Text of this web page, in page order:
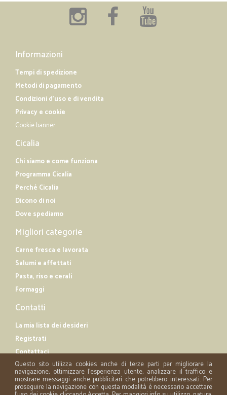
Informazioni
Tempi di spedizione
Metodi di pagamento
Condizioni d'uso e di vendita
Privacy e cookie
Cookie banner
Cicalia
Chi siamo e come funziona
Programma Cicalia
Perché Cicalia
Dicono di noi
Dove spediamo
Migliori categorie
Carne fresca e lavorata
Salumi e affettati
Pasta, riso e cerali
Formaggi
Contatti
La mia lista dei desideri
Registrati
Contattaci
Questo sito utilizza cookies anche di terze parti per migliorare la
navigazione, ottimizzare l'esperienza utente, analizzare il traffico e
mostrare messaggi anche pubblicitari che potrebbero interessati. Per
proseguire la navigazione con questa modalità è necessario accettare